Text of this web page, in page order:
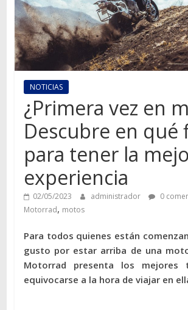
mundo
del
transporte
NOTICIAS
¿Primera vez en
Descubre en qué
para tener la
experiencia
02/05/2023 administrador 0
Motorrad, motos
Para todos quienes están
gusto por estar arriba de una
Motorrad presenta los mejores
equivocarse a la hora de viajar en